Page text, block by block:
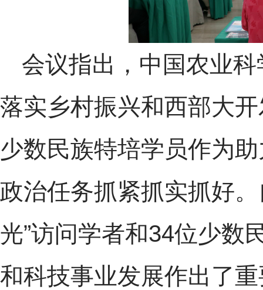
会议指出，中国农业
落实乡村振兴和西部大
少数民族特培学员作为
政治任务抓紧抓实抓好
光”访问学者和34位少数
和科技事业发展作出了